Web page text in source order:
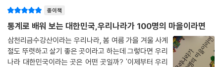
게다가 교과서에서 담지 못한 생생한 사례들을 담고 있어 사회 수업 부교
재로서의 활용 가치가 크다. 예를 들어, ‘나이’에서는 1970년대와 2012년,
그리고 2050년대의 10세 미만의 어린이와 60세 이상의 어른의 수를 함
께 제시함으로써 우리 사회가 초고령화 사회로 변하고 있음을 한눈에 보여
주고, ‘잘사는 사람과 가난한 사람’에서는 양극화 현상을 설명하는 사례로,
종이책
통계로 배워 보는 대한민국,우리나라가 100명의 마을이라면
삼천리금수강산이라는 우리나라, 봄 여름 가을 겨울 사계
절도 뚜렷하고 살기 좋은 곳이라고 하는데 그렇다면 우리
나라 대한민국이라는 곳은 어떤 곳일까? '이제부터 우리